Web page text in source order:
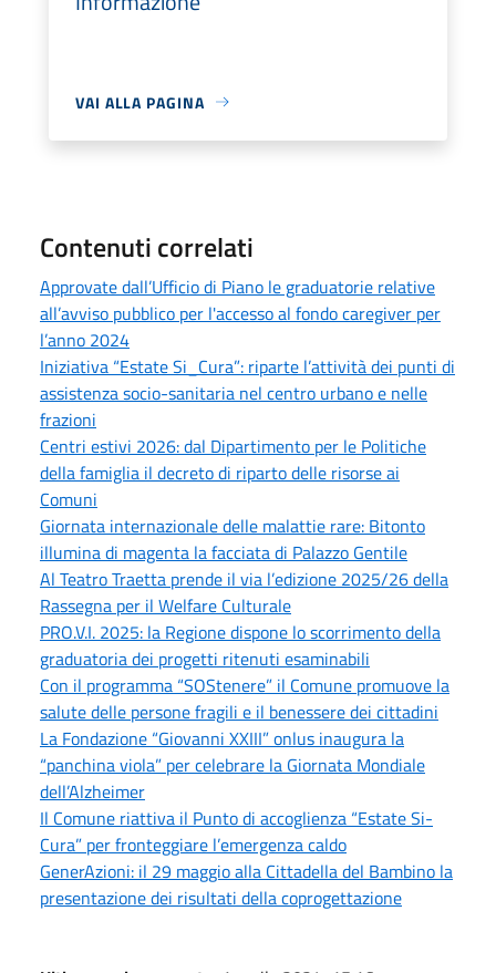
VAI ALLA PAGINA
Contenuti correlati
Approvate dall’Ufficio di Piano le graduatorie relative
all’avviso pubblico per l'accesso al fondo caregiver per
l’anno 2024
Iniziativa “Estate Si_Cura”: riparte l’attività dei punti di
assistenza socio-sanitaria nel centro urbano e nelle
frazioni
Centri estivi 2026: dal Dipartimento per le Politiche
della famiglia il decreto di riparto delle risorse ai
Comuni
Giornata internazionale delle malattie rare: Bitonto
illumina di magenta la facciata di Palazzo Gentile
Al Teatro Traetta prende il via l’edizione 2025/26 della
Rassegna per il Welfare Culturale
PRO.V.I. 2025: la Regione dispone lo scorrimento della
graduatoria dei progetti ritenuti esaminabili
Con il programma “SOStenere” il Comune promuove la
salute delle persone fragili e il benessere dei cittadini
La Fondazione “Giovanni XXIII” onlus inaugura la
“panchina viola” per celebrare la Giornata Mondiale
dell’Alzheimer
Il Comune riattiva il Punto di accoglienza “Estate Si-
Cura” per fronteggiare l’emergenza caldo
GenerAzioni: il 29 maggio alla Cittadella del Bambino la
presentazione dei risultati della coprogettazione